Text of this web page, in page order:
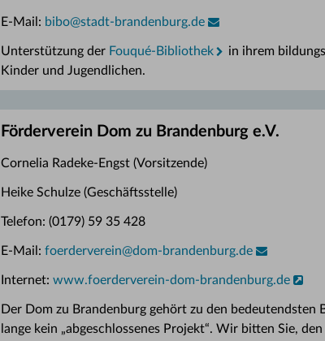
E-Mail: bibo@stadt-brandenburg.de
Unterstützung der Fouqué-Bibliothek
in ihrem
Kinder und Jugendlichen.
Förderverein Dom zu Brandenburg e.V.
Cornelia Radeke-Engst (Vorsitzende)
Heike Schulze (Geschäftsstelle)
Telefon: (0179) 59 35 428
E-Mail: foerderverein@dom-brandenburg.de
Internet: www.foerderverein-dom-brandenburg.de
Der Dom zu Brandenburg gehört zu den
lange kein „abgeschlossenes Projekt“. Wir bitten Sie,